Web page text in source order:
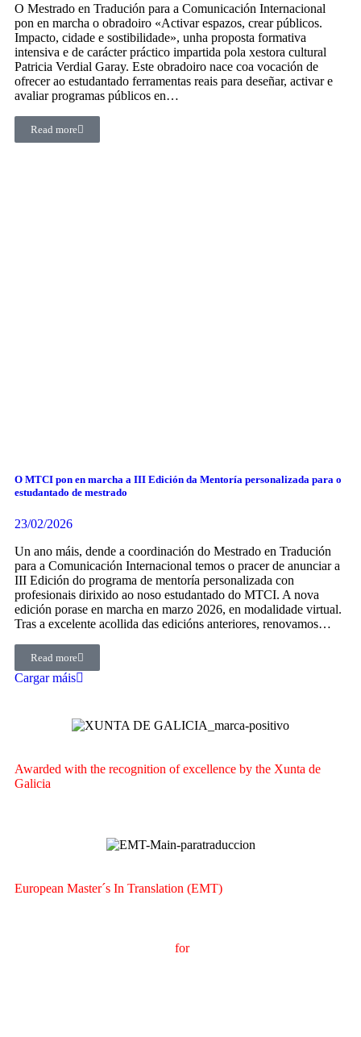
O Mestrado en Tradución para a Comunicación Internacional
pon en marcha o obradoiro «Activar espazos, crear públicos.
Impacto, cidade e sostibilidade», unha proposta formativa
intensiva e de carácter práctico impartida pola xestora cultural
Patricia Verdial Garay. Este obradoiro nace coa vocación de
ofrecer ao estudantado ferramentas reais para deseñar, activar e
avaliar programas públicos en…
Read more
O MTCI pon en marcha a III Edición da Mentoría personalizada para o
estudantado de mestrado
23/02/2026
Un ano máis, dende a coordinación do Mestrado en Tradución
para a Comunicación Internacional temos o pracer de anunciar a
III Edición do programa de mentoría personalizada con
profesionais dirixido ao noso estudantado do MTCI. A nova
edición porase en marcha en marzo 2026, en modalidade virtual.
Tras a excelente acollida das edicións anteriores, renovamos…
Read more
Cargar máis
Awarded with the recognition of excellence by the Xunta de
Galicia
European Master´s In Translation (EMT)
forInternational